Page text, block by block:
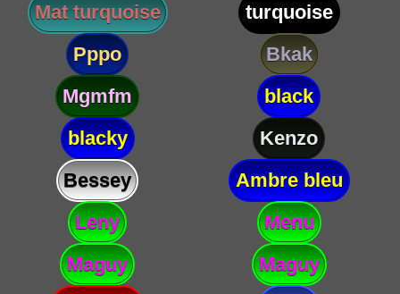
Mat turquoise
turquoise
Pppo
Bkak
Mgmfm
black
blacky
Kenzo
Bessey
Ambre bleu
Leny
Menu
Maguy
Maguy